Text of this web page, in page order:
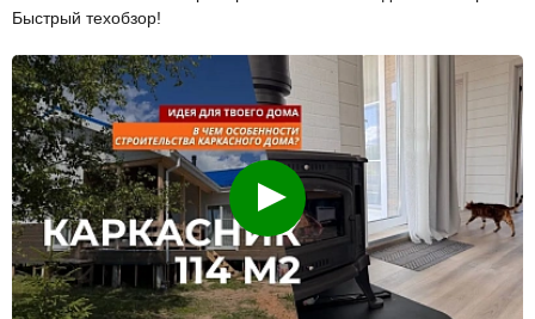
Быстрый техобзор!
Смотреть